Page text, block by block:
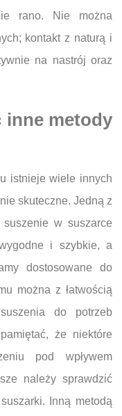
rano. Nie można
kontakt z naturą i
na nastrój oraz
inne metody
istnieje wiele innych
skuteczne. Jedną z
suszenie w suszarce
i szybkie, a
dostosowane do
można z łatwością
do potrzeb
że niektóre
pod wpływem
należy sprawdzić
Inną metodą